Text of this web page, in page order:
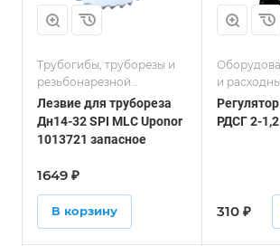
Трубогибы, труборезы и
резьбонарезной
инструмент
Лезвие для трубореза
Дн14-32 SPI MLC Uponor
1013721 запасное
1649 ₽
В корзину
и
РДСГ 2-
310 ₽